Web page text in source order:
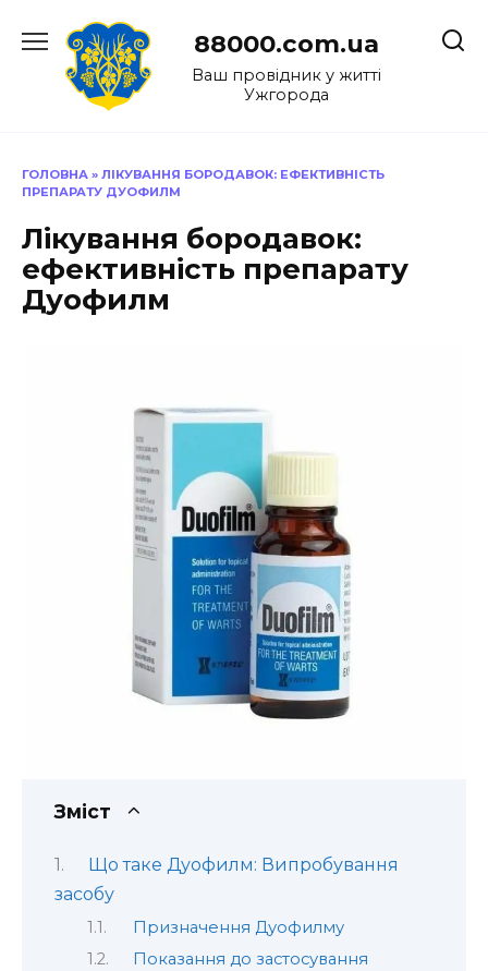
до
88000.com.ua
Ваш провідник у житті
Ужгорода
ГОЛОВНА » ЛІКУВАННЯ БОРОДАВОК: ЕФЕКТИВНІСТЬ
ПРЕПАРАТУ ДУОФИЛМ
Лікування бородавок:
ефективність препарату
Дуофилм
Зміст
Що таке Дуофилм: Випробування
засобу
Призначення Дуофилму
Показання до застосування